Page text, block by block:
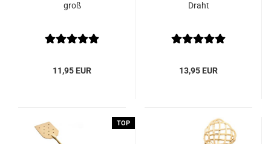
groß
11,95 EUR
Draht
13,95 EUR
TOP